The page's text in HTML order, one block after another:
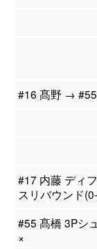
#16 髙野 →
#17 内藤 ディ
スリバウンド
#55 髙橋 3Pシ
×